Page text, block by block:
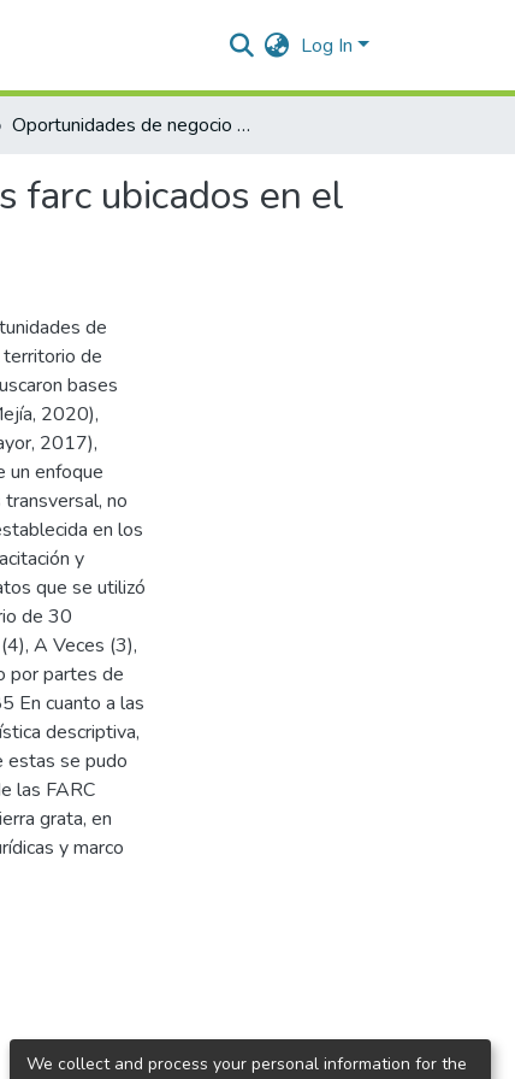
Log In
Oportunidades de negocio para los desmovilizados de las farc ubicados en el territorio de capacitación y reempleo (etcr) tierra grata
farc ubicados en el
de
territorio de
bases
2020),
2017),
un enfoque
no
en los
y
que se utilizó
de 30
A Veces (3),
por partes de
En cuanto a las
descriptiva,
estas se pudo
las FARC
grata, en
y marco
We collect and process your personal information for the